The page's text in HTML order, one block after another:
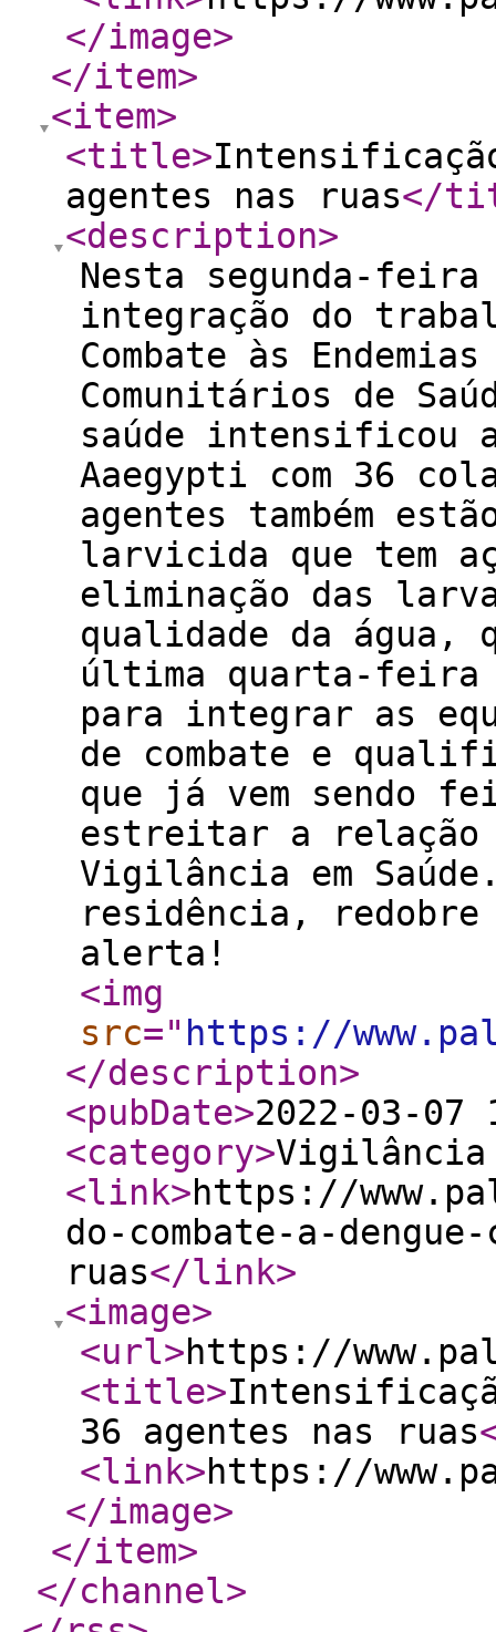
</image>
</item>
<item>
<title>
agentes nas ruas</
<description>
Nesta segunda-
integração do
Combate às
Comunitários de
saúde intensificou
Aaegypti com 36
agentes também
larvicida que tem
eliminação das
qualidade da água,
última quarta-feira
para integrar as
de combate e
que já vem sendo
estreitar a relação
Vigilância em
residência, redobre
alerta!
<img
src=" https://
</description>
<pubDate>2022-03-07
<category>
<link>https://
do-combate-a-
ruas</link>
<image>
<url>https://
<title>
36 agentes nas ruas
<link>https://
</image>
</item>
</channel>